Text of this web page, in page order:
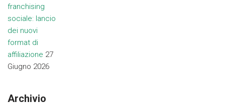
franchising
sociale: lancio
dei nuovi
format di
affiliazione 27
Giugno 2026
Archivio